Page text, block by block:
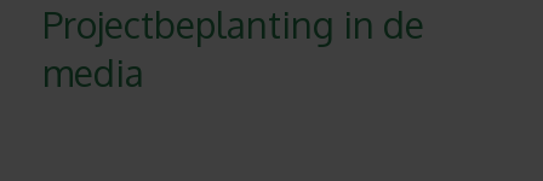
Projectbeplanting in de
media